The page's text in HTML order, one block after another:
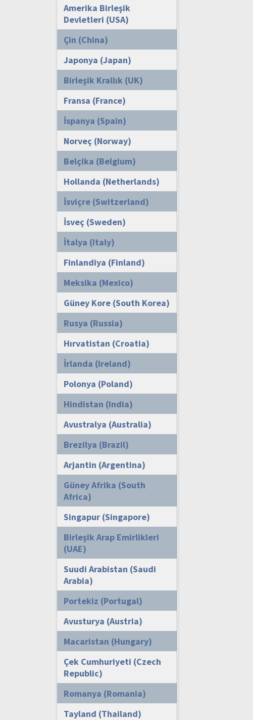
Amerika Birleşik
Devletleri (USA)
Çin (China)
Japonya (Japan)
Birleşik Krallık (UK)
Fransa (France)
İspanya (Spain)
Norveç (Norway)
Belçika (Belgium)
Hollanda (Netherlands)
İsviçre (Switzerland)
İsveç (Sweden)
İtalya (Italy)
Finlandiya (Finland)
Meksika (Mexico)
Güney Kore (South Korea)
Rusya (Russia)
Hırvatistan (Croatia)
İrlanda (Ireland)
Polonya (Poland)
Hindistan (India)
Avustralya (Australia)
Brezilya (Brazil)
Arjantin (Argentina)
Güney Afrika (South
Africa)
Singapur (Singapore)
Birleşik Arap Emirlikleri
(UAE)
Suudi Arabistan (Saudi
Arabia)
Portekiz (Portugal)
Avusturya (Austria)
Macaristan (Hungary)
Çek Cumhuriyeti (Czech
Republic)
Romanya (Romania)
Tayland (Thailand)